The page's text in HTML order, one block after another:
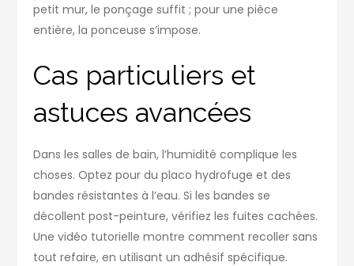
petit mur, le ponçage suffit ; pour une pièce
entière, la ponceuse s’impose.
Cas particuliers et
astuces avancées
Dans les salles de bain, l’humidité complique les
choses. Optez pour du placo hydrofuge et des
bandes résistantes à l’eau. Si les bandes se
décollent post-peinture, vérifiez les fuites cachées.
Une vidéo tutorielle montre comment recoller sans
tout refaire, en utilisant un adhésif spécifique.